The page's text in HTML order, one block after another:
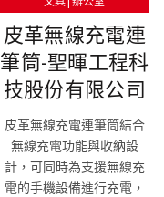
皮革無線充電連
筆筒-聖暉工程科
技股份有限公司
皮革無線充電連筆筒結合
無線充電功能與收納設
計，可同時為支援無線充
電的手機設備進行充電，